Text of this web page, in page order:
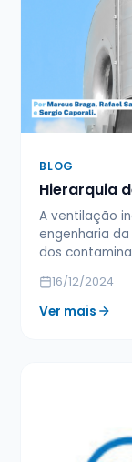
BLOG
Hierarquia
A ventilação
engenharia
dos
16/12/2024
Ver mais